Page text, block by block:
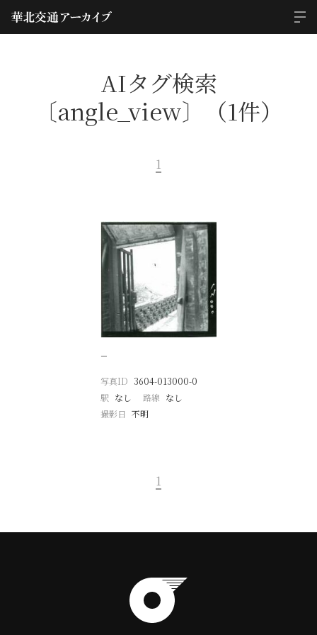
AIタグ検索
〔angle_view〕（1件）
1
−
写真ID 3604-013000-0
駅 なし 路線 なし
撮影日
不明
1